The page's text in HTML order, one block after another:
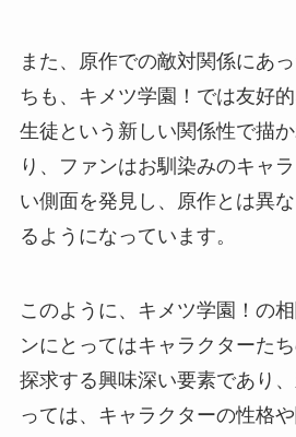
また、原作での敵対関係にあ
ちも、キメツ学園！では友好
生徒という新しい関係性で描
り、ファンはお馴染みのキャ
い側面を発見し、原作とは異
るようになっています。
このように、キメツ学園！の
ンにとってはキャラクターた
探求する興味深い要素であり
っては、キャラクターの性格